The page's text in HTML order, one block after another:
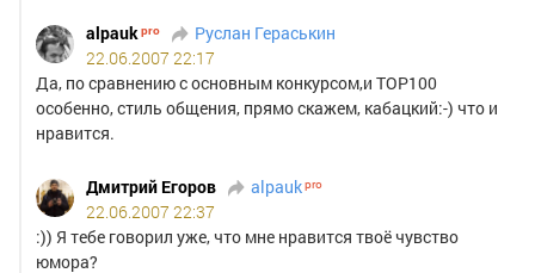
alpauk
Руслан Гераськин
22.06.2007 22:17
Да, по сравнению с основным конкурсом,и ТОР100
особенно, стиль общения, прямо скажем, кабацкий:-) что и
нравится.
Дмитрий Егоров
alpauk
22.06.2007 22:37
:)) Я тебе говорил уже, что мне нравится твоё чувство
юмора?